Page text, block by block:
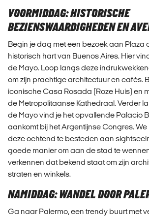
VOORMIDDAG: HISTORISCHE
BEZIENSWAARDIGHEDEN EN
Begin je dag met een bezoek aan Plaza
historisch hart van Buenos Aires. Hier
de Mayo. Loop langs deze
om zijn prachtige architectuur en cafés.
iconische Casa Rosada (Roze Huis) en
de Metropolitaanse Kathedraal. Verder
de Mayo vind je het opvallende Palacio
aankomt bij het Argentijnse Congres.
deze ochtend te besteden aan
goede manier om aan de stad te
verkennen dat bekend staat om zijn
straten en winkels.
NAMIDDAG: WANDEL DOOR
Ga naar Palermo, een trendy buurt met